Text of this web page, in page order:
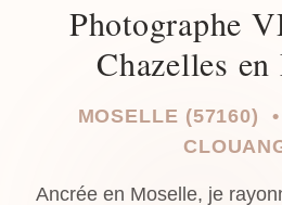
Photographe
Chazelles
MOSELLE (57160)
Ancrée en Moselle, je